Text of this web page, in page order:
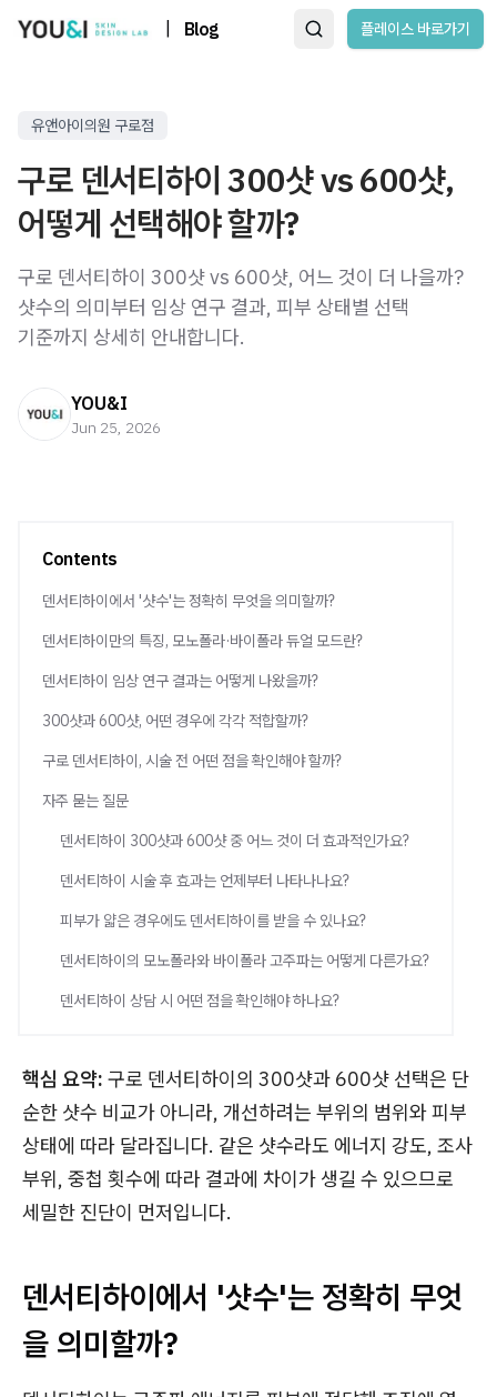
Blog 플레이스 바로가기
유앤아이의원 구로점
구로 덴서티하이 300샷 vs 600샷,
어떻게 선택해야 할까?
구로 덴서티하이 300샷 vs 600샷, 어느 것이 더 나을까?
샷수의 의미부터 임상 연구 결과, 피부 상태별 선택
기준까지 상세히 안내합니다.
YOU&I
Jun 25, 2026
Contents
덴서티하이에서 '샷수'는 정확히 무엇을 의미할까?
덴서티하이만의 특징, 모노폴라·바이폴라 듀얼 모드란?
덴서티하이 임상 연구 결과는 어떻게 나왔을까?
300샷과 600샷, 어떤 경우에 각각 적합할까?
구로 덴서티하이, 시술 전 어떤 점을 확인해야 할까?
자주 묻는 질문
덴서티하이 300샷과 600샷 중 어느 것이 더 효과적인가요?
덴서티하이 시술 후 효과는 언제부터 나타나나요?
피부가 얇은 경우에도 덴서티하이를 받을 수 있나요?
덴서티하이의 모노폴라와 바이폴라 고주파는 어떻게 다른가요?
덴서티하이 상담 시 어떤 점을 확인해야 하나요?
핵심 요약: 구로 덴서티하이의 300샷과 600샷 선택은 단
순한 샷수 비교가 아니라, 개선하려는 부위의 범위와 피부
상태에 따라 달라집니다. 같은 샷수라도 에너지 강도, 조사
부위, 중첩 횟수에 따라 결과에 차이가 생길 수 있으므로
세밀한 진단이 먼저입니다.
덴서티하이에서 '샷수'는 정확히 무엇
을 의미할까?